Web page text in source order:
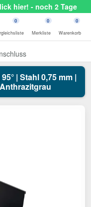
hier! - noch 2 Tage
0 0
Merkliste
0
Warenkorb
| Stahl 0,75 mm |